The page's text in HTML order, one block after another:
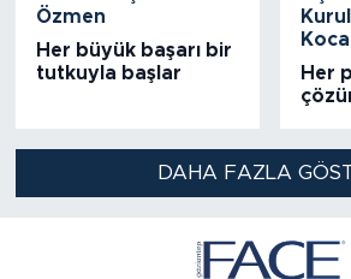
Özmen
Her büyük başarı bir
tutkuyla başlar
Her
DAHA FAZLA